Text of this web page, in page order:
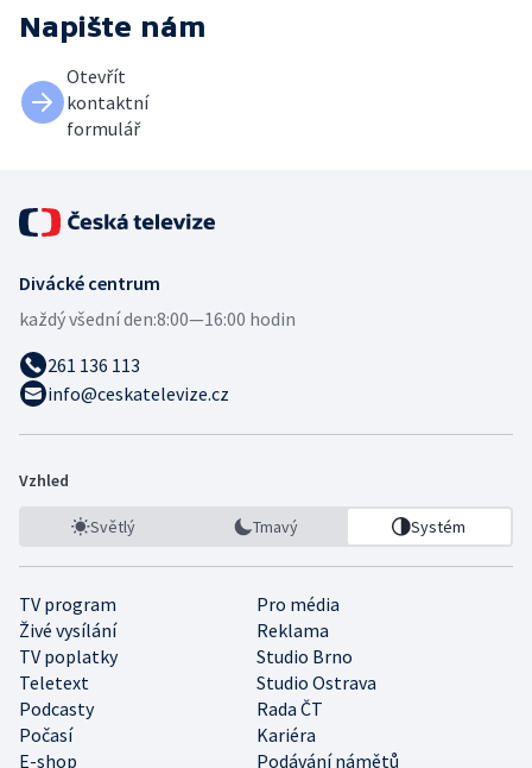
Napište nám
Otevřít
kontaktní
formulář
Divácké centrum
každý všední den:8:00—16:00 hodin
261 136 113
info@ceskatelevize.cz
Vzhled
Světlý Tmavý Systém
TV program
Pro média
Živé vysílání
Reklama
TV poplatky
Studio Brno
Teletext
Studio Ostrava
Podcasty
Rada ČT
Počasí
Kariéra
E-shop
Podávání námětů